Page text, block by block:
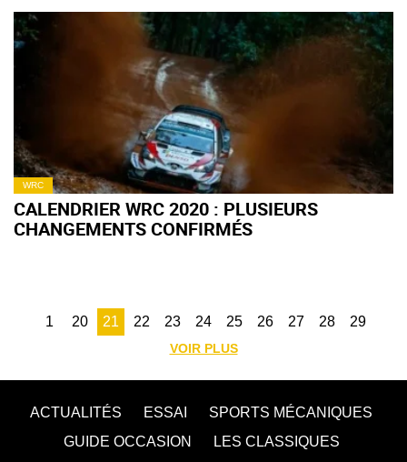
WRC
CALENDRIER WRC 2020 : PLUSIEURS
CHANGEMENTS CONFIRMÉS
1 20 21 22 23 24 25 26 27 28 29
VOIR PLUS
ACTUALITÉS ESSAI
SPORTS MÉCANIQUES
GUIDE OCCASION
LES CLASSIQUES